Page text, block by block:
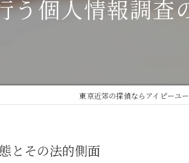
人探し
う個人情報調査
東京近郊の探偵ならアイピーユ
とその法的側面